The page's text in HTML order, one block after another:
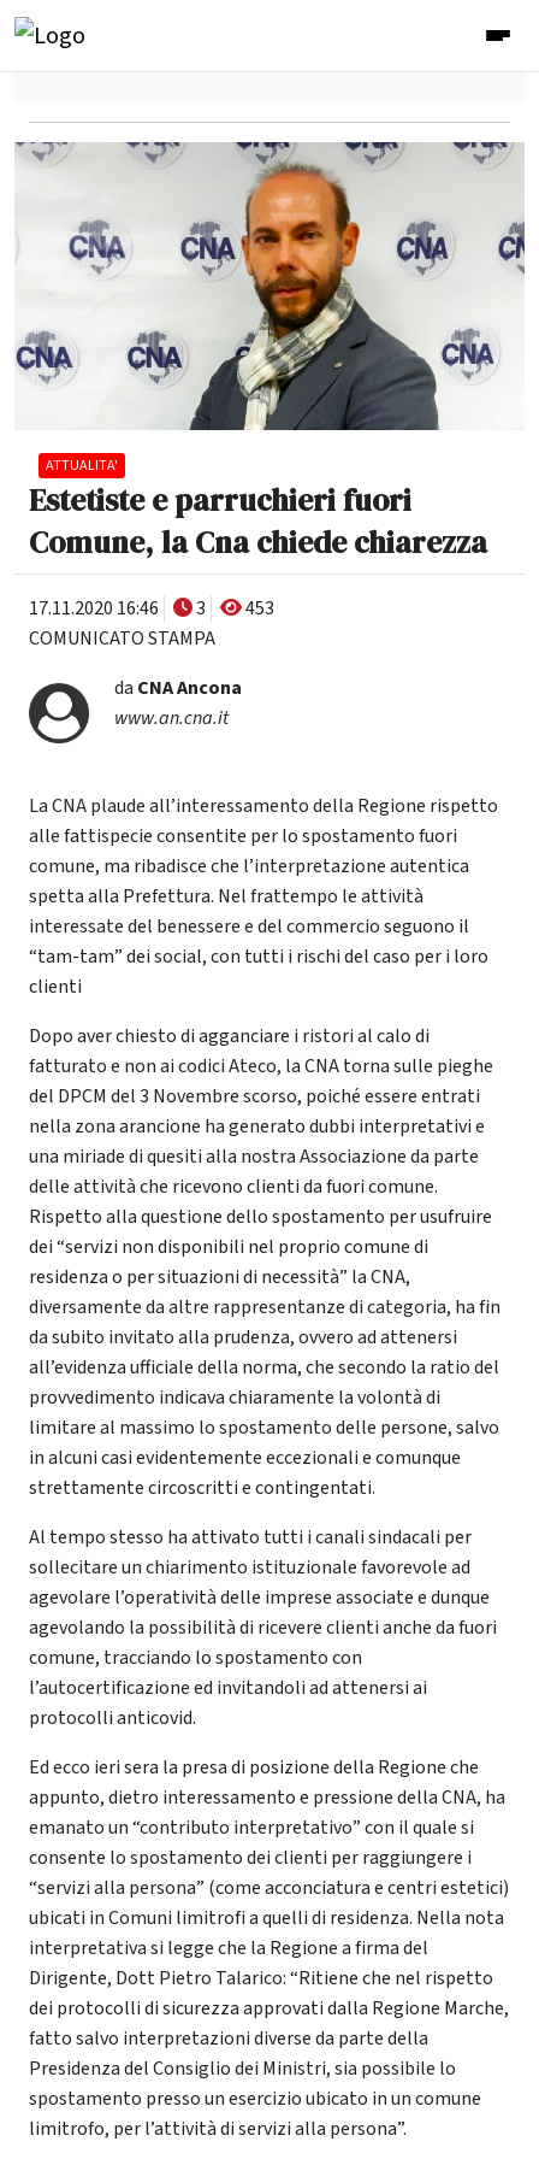
ATTUALITA'
Estetiste e parruchieri fuori
Comune, la Cna chiede chiarezza
17.11.2020 16:46 3
453
COMUNICATO STAMPA
da CNA Ancona
www.an.cna.it
La CNA plaude all’interessamento della Regione rispetto
alle fattispecie consentite per lo spostamento fuori
comune, ma ribadisce che l’interpretazione autentica
spetta alla Prefettura. Nel frattempo le attività
interessate del benessere e del commercio seguono il
“tam-tam” dei social, con tutti i rischi del caso per i loro
clienti
Dopo aver chiesto di agganciare i ristori al calo di
fatturato e non ai codici Ateco, la CNA torna sulle pieghe
del DPCM del 3 Novembre scorso, poiché essere entrati
nella zona arancione ha generato dubbi interpretativi e
una miriade di quesiti alla nostra Associazione da parte
delle attività che ricevono clienti da fuori comune.
Rispetto alla questione dello spostamento per usufruire
dei “servizi non disponibili nel proprio comune di
residenza o per situazioni di necessità” la CNA,
diversamente da altre rappresentanze di categoria, ha fin
da subito invitato alla prudenza, ovvero ad attenersi
all’evidenza ufficiale della norma, che secondo la ratio del
provvedimento indicava chiaramente la volontà di
limitare al massimo lo spostamento delle persone, salvo
in alcuni casi evidentemente eccezionali e comunque
strettamente circoscritti e contingentati.
Al tempo stesso ha attivato tutti i canali sindacali per
sollecitare un chiarimento istituzionale favorevole ad
agevolare l’operatività delle imprese associate e dunque
agevolando la possibilità di ricevere clienti anche da fuori
comune, tracciando lo spostamento con
l’autocertificazione ed invitandoli ad attenersi ai
protocolli anticovid.
Ed ecco ieri sera la presa di posizione della Regione che
appunto, dietro interessamento e pressione della CNA, ha
emanato un “contributo interpretativo” con il quale si
consente lo spostamento dei clienti per raggiungere i
“servizi alla persona” (come acconciatura e centri estetici)
ubicati in Comuni limitrofi a quelli di residenza. Nella nota
interpretativa si legge che la Regione a firma del
Dirigente, Dott Pietro Talarico: “Ritiene che nel rispetto
dei protocolli di sicurezza approvati dalla Regione Marche,
fatto salvo interpretazioni diverse da parte della
Presidenza del Consiglio dei Ministri, sia possibile lo
spostamento presso un esercizio ubicato in un comune
limitrofo, per l’attività di servizi alla persona”.